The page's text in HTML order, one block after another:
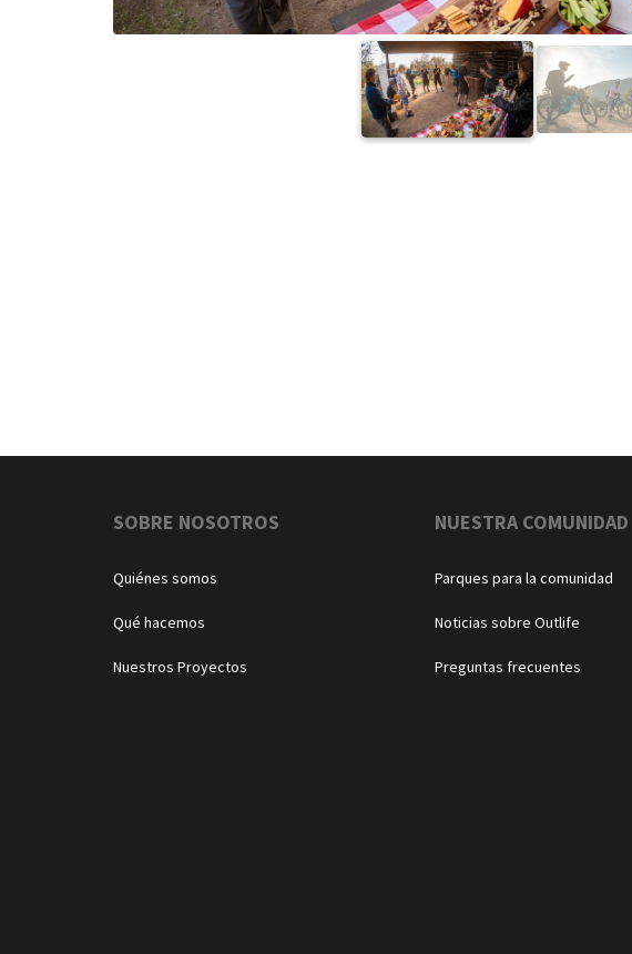
NavegaciónSOBRE NOSOTROS
Quiénes somos
Qué hacemos
Nuestros Proyectos
NUESTRA COMUNIDAD
Parques para la comunidad
Noticias sobre Outlife
Preguntas frecuentes